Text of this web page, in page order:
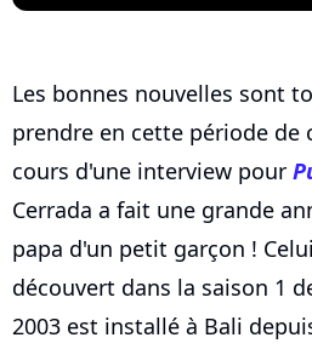
Les bonnes nouvelles sont
prendre en cette période de
cours d'une interview pour
Cerrada a fait une grande
papa d'un petit garçon !
découvert dans la saison 1
2003 est installé à Bali